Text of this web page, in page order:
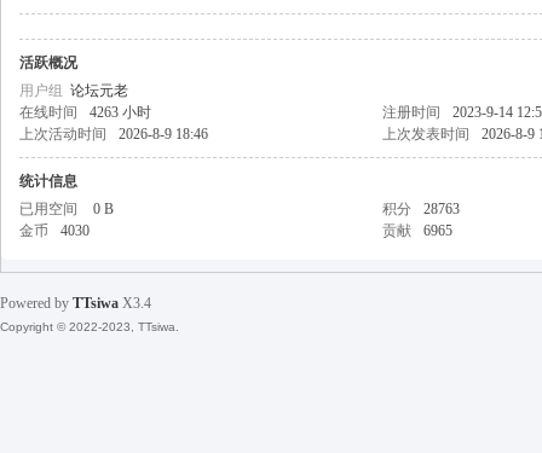
活跃概况
用户组 论坛元老
在线时间
4263 小时 注册时间
2023-9-14
上次活动时间
2026-8-9 18:46 上次发表时间 2026-8-9
统计信息
已用空间
0 B 积分
28763
金币
4030 贡献 6965
Powered by TTsiwa X3.4
Copyright © 2022-2023, TTsiwa.